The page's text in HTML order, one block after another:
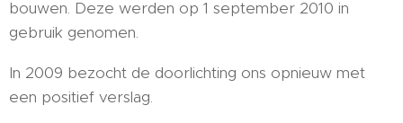
bouwen. Deze werden op 1 september 2010 in
gebruik genomen.
In 2009 bezocht de doorlichting ons opnieuw met
een positief verslag.